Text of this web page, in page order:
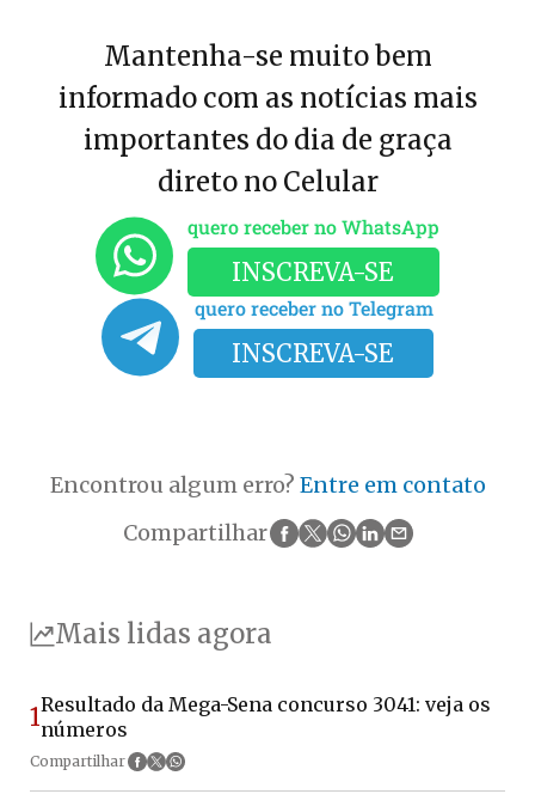
Mantenha-se muito bem
informado com as notícias mais
importantes do dia de graça
direto no Celular
quero receber no WhatsApp
INSCREVA-SE
quero receber no Telegram
INSCREVA-SE
Encontrou algum erro? Entre em contato
Compartilhar
Mais lidas agora
1Resultado da Mega-Sena concurso 3041: veja os
números
Compartilhar